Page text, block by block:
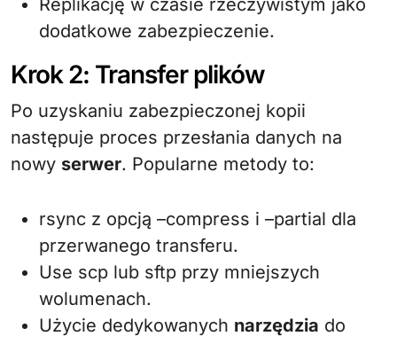
Replikację w czasie rzeczywistym jako
dodatkowe zabezpieczenie.
Krok 2: Transfer plików
Po uzyskaniu zabezpieczonej kopii
następuje proces przesłania danych na
nowy serwer. Popularne metody to:
rsync z opcją –compress i –partial dla
przerwanego transferu.
Use scp lub sftp przy mniejszych
wolumenach.
Użycie dedykowanych narzędzia do